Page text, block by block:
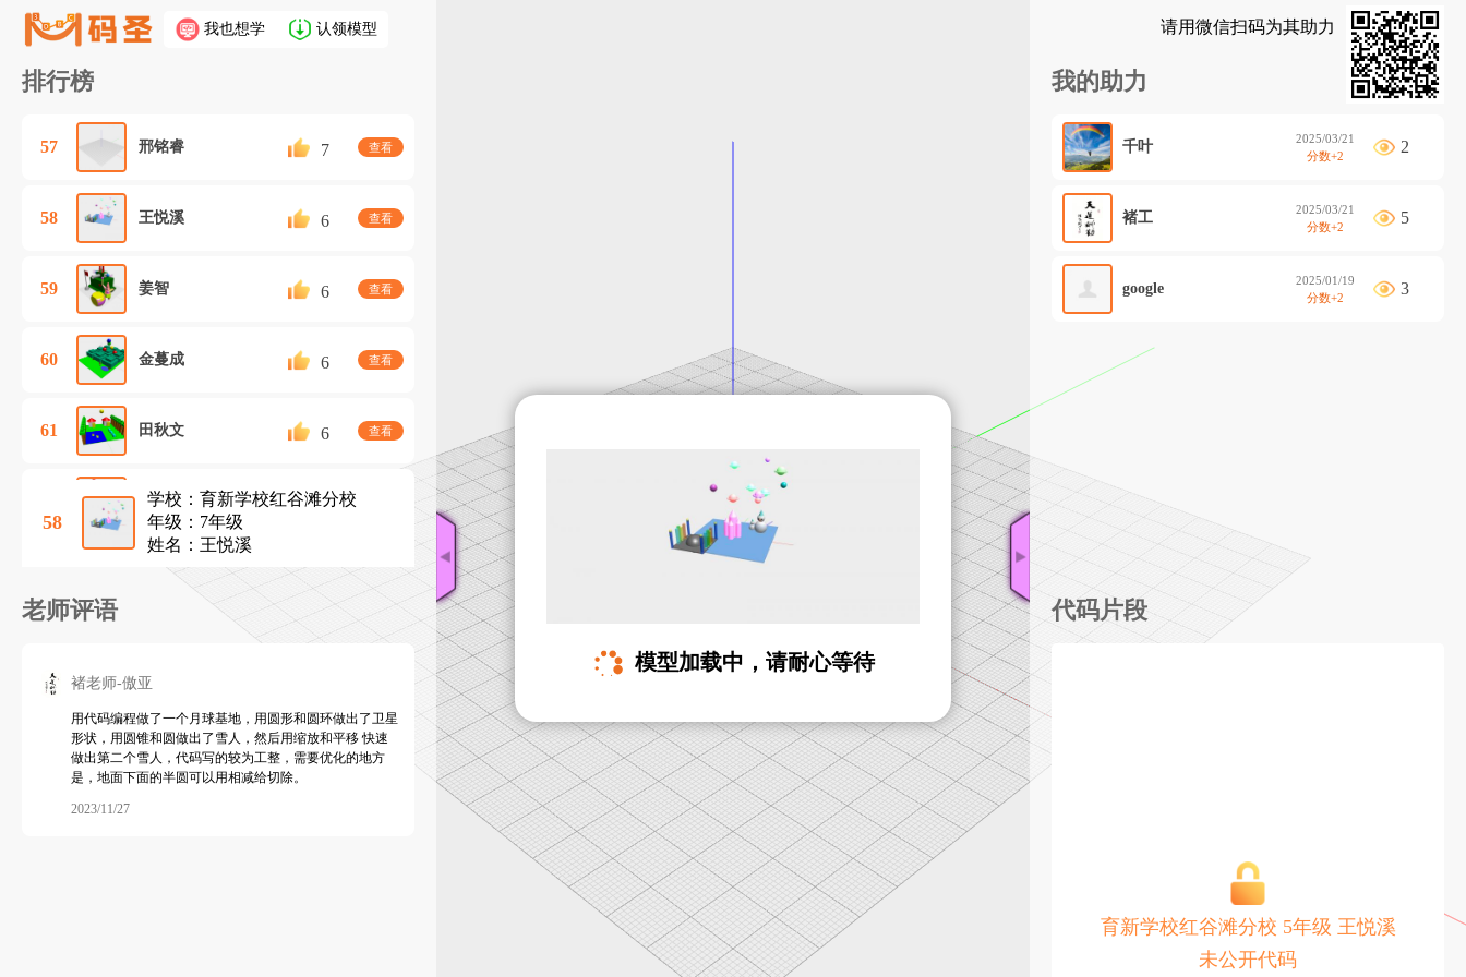
请用微信扫码为其助力
排行榜
57 邢铭睿 7 查看
58 王悦溪 6 查看
59 姜智 6 查看
60 金蔓成 6 查看
61 田秋文 6 查看
周成骏 6
缪毓川
6 查看
孔紫嫣 5 查看
徐熙哲
58
学校：育新学校红谷滩分校
年级：7年级
姓名：王悦溪
老师评语
褚老师-傲亚
用代码编程做了一个月球基地，用圆形和圆环做出了卫星
形状，用圆锥和圆做出了雪人，然后用缩放和平移 快速
做出第二个雪人，代码写的较为工整，需要优化的地方
是，地面下面的半圆可以用相减给切除。
2023/11/27
我的助力
千叶
2025/03/21
分数+2
2
褚工
2025/03/21
分数+2
5
google
2025/01/19
分数+2
3
代码片段
育新学校红谷滩分校 5年级 王悦溪
未公开代码
我也想学 认领模型